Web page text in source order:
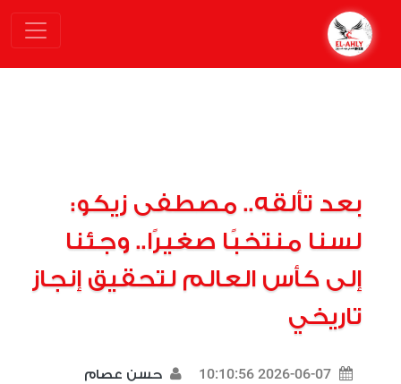
بعد تألقه.. مصطفى زيكو:
لسنا منتخبًا صغيرًا.. وجئنا
إلى كأس العالم لتحقيق إنجاز
تاريخي
2026-06-07 10:10:56 حسن عصام